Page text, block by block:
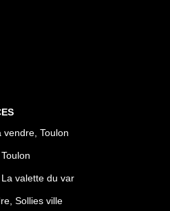
vendre, Toulon
valette du var
Sollies ville